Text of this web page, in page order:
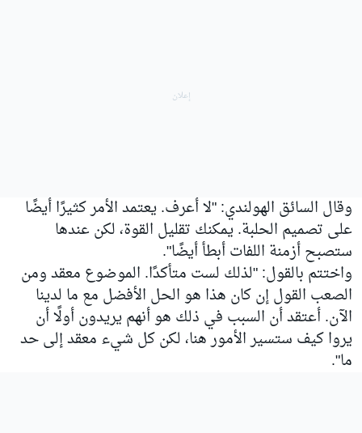
وقال السائق الهولندي: "لا أعرف. يعتمد الأمر كثيرًا أيضًا
على تصميم الحلبة. يمكنك تقليل القوة، لكن عندها
ستصبح أزمنة اللفات أبطأ أيضًا".
واختتم بالقول: "لذلك لست متأكدًا. الموضوع معقد ومن
الصعب القول إن كان هذا هو الحل الأفضل مع ما لدينا
الآن. أعتقد أن السبب في ذلك هو أنهم يريدون أولًا أن
يروا كيف ستسير الأمور هنا، لكن كل شيء معقد إلى حد
ما".